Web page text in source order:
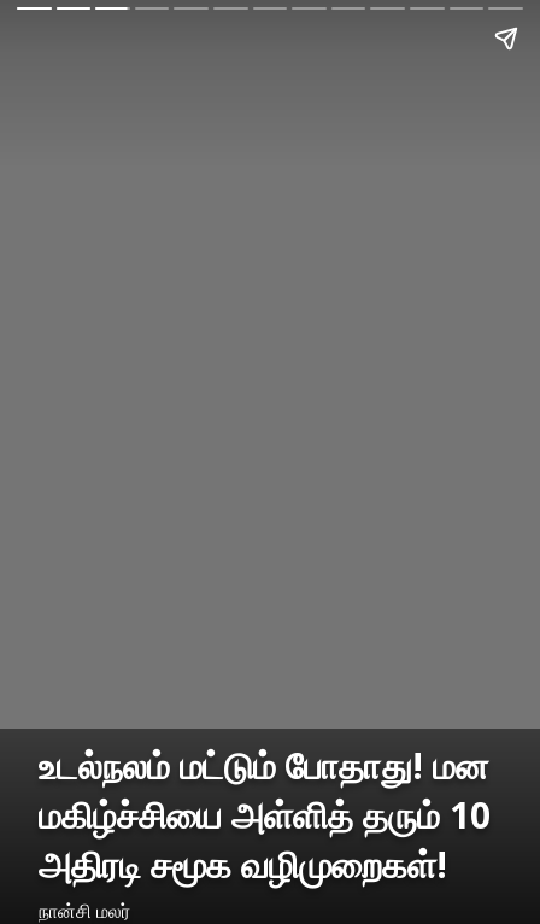
உடல்நலம் மட்டும் போதாது! மன
மகிழ்ச்சியை அள்ளித் தரும் 10
அதிரடி சமூக வழிமுறைகள்!
நான்சி மலர்